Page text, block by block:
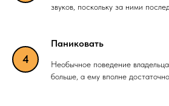
звуков, поскольку за ними
Паниковать
Необычное поведение
больше, а ему вполне